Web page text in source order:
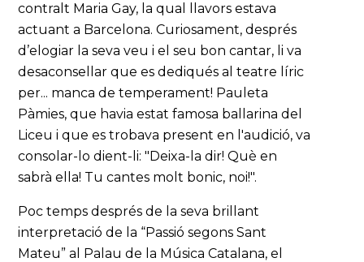
contralt Maria Gay, la qual llavors estava
actuant a Barcelona. Curiosament, després
d’elogiar la seva veu i el seu bon cantar, li va
desaconsellar que es dediqués al teatre líric
per... manca de temperament! Pauleta
Pàmies, que havia estat famosa ballarina del
Liceu i que es trobava present en l'audició, va
consolar-lo dient-li: "Deixa-la dir! Què en
sabrà ella! Tu cantes molt bonic, noi!".
Poc temps després de la seva brillant
interpretació de la “Passió segons Sant
Mateu” al Palau de la Música Catalana, el